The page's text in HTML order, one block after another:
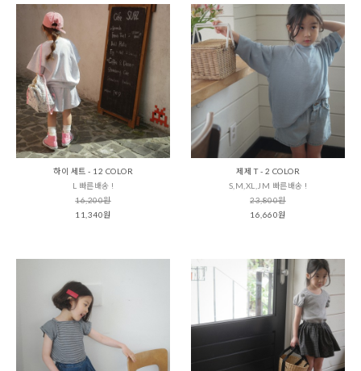
하이 세트 - 12 COLOR
L 빠른배송 !
16,200원
11,340원
제제 T - 2 COLOR
S,M,XL,JM 빠른배송 !
23,800원
16,660원